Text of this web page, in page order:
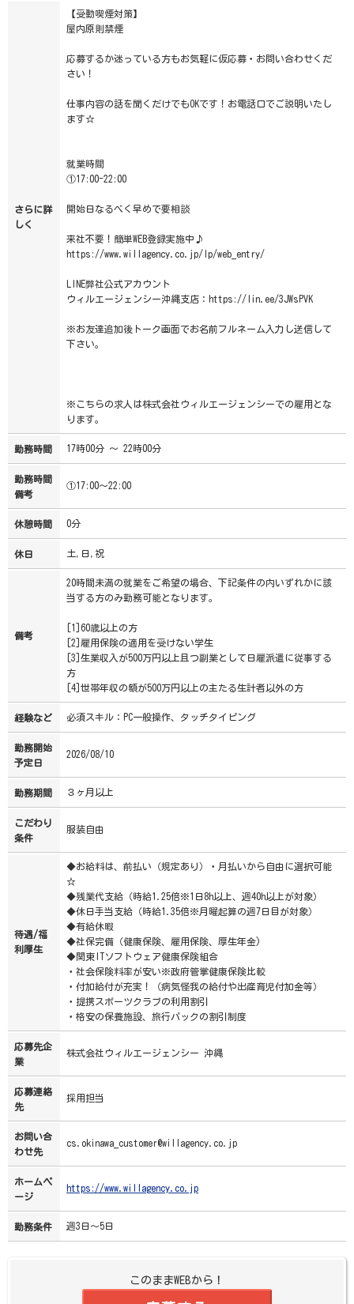
さらに詳
しく
【受動喫煙対策】
屋内原則禁煙
応募するか迷っている方もお気軽に仮応募・お問い合わせくだ
さい！
仕事内容の話を聞くだけでもOKです！お電話口でご説明いたし
ます☆
就業時間
①17:00-22:00
開始日なるべく早めで要相談
来社不要！簡単WEB登録実施中♪
https://www.willagency.co.jp/lp/web_entry/
LINE弊社公式アカウント
ウィルエージェンシー沖縄支店：https://lin.ee/3JWsPVK
※お友達追加後トーク画面でお名前フルネーム入力し送信して
下さい。
※こちらの求人は株式会社ウィルエージェンシーでの雇用とな
ります。
勤務時間 17時00分 ～ 22時00分
勤務時間
備考
①17:00～22:00
休憩時間 0分
休日 土,日,祝
備考
20時間未満の就業をご希望の場合、下記条件の内いずれかに該
当する方のみ勤務可能となります。
[1]60歳以上の方
[2]雇用保険の適用を受けない学生
[3]生業収入が500万円以上且つ副業として日雇派遣に従事する
方
[4]世帯年収の額が500万円以上の主たる生計者以外の方
経験など 必須スキル：PC一般操作、タッチタイピング
勤務開始
予定日
2026/08/10
勤務期間 ３ヶ月以上
こだわり
条件
服装自由
待遇/福
利厚生
◆お給料は、前払い（規定あり）・月払いから自由に選択可能
☆
◆残業代支給（時給1.25倍※1日8h以上、週40h以上が対象）
◆休日手当支給（時給1.35倍※月曜起算の週7日目が対象）
◆有給休暇
◆社保完備（健康保険、雇用保険、厚生年金)
◆関東ITソフトウェア健康保険組合
・社会保険料率が安い※政府管掌健康保険比較
・付加給付が充実！（病気怪我の給付や出産育児付加金等）
・提携スポーツクラブの利用割引
・格安の保養施設、旅行パックの割引制度
応募先企
業
株式会社ウィルエージェンシー 沖縄
応募連絡
先
採用担当
お問い合
わせ先
cs.okinawa_customer@willagency.co.jp
ホームペ
ージ
https://www.willagency.co.jp
勤務条件 週3日～5日
このままWEBから！